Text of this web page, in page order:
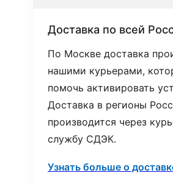
Доставка по всей
По Москве доставка
нашими курьерами,
помочь активировать
Доставка в регионы
производится через
службу СДЭК.
Узнать больше о